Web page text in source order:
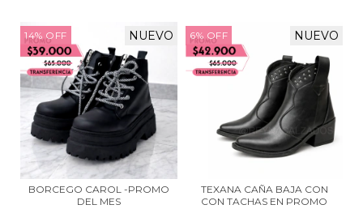
14% OFF NUEVO
BORCEGO CAROL -PROMO
DEL MES
6% OFF NUEVO
TEXANA CAÑA BAJA CON
CON TACHAS EN PROMO